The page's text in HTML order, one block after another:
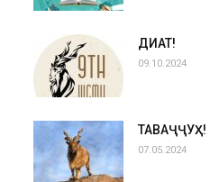
ДИҚҚАТ!
09.10.2024
ТАВАҶҶУҲ!
07.05.2024